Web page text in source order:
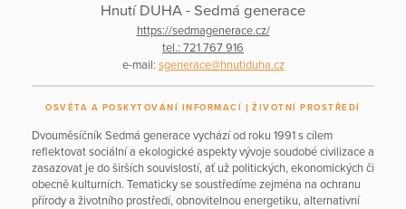
Hnutí DUHA - Sedmá generace
https://sedmagenerace.cz/
tel.: 721 767 916
e-mail: sgenerace@hnutiduha.cz
OSVĚTA A POSKYTOVÁNÍ INFORMACÍ ŽIVOTNÍ PROSTŘEDÍ
Dvouměsíčník Sedmá generace vychází od roku 1991 s cílem
reflektovat sociální a ekologické aspekty vývoje soudobé civilizace a
zasazovat je do širších souvislostí, ať už politických, ekonomických či
obecně kulturních. Tematicky se soustředíme zejména na ochranu
přírody a životního prostředí, obnovitelnou energetiku, alternativní